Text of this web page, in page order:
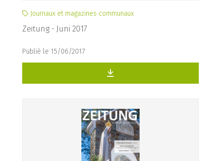
Journaux et magazines communaux
Zeitung - Juni 2017
Publié le 15/06/2017